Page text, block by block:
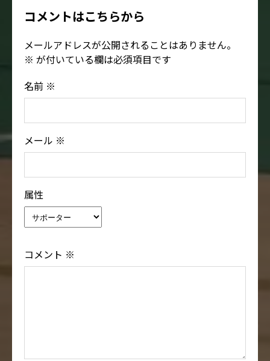
コメントはこちらから
メールアドレスが公開されることはありません。
※ が付いている欄は必須項目です
名前 ※
メール ※
属性
コメント ※